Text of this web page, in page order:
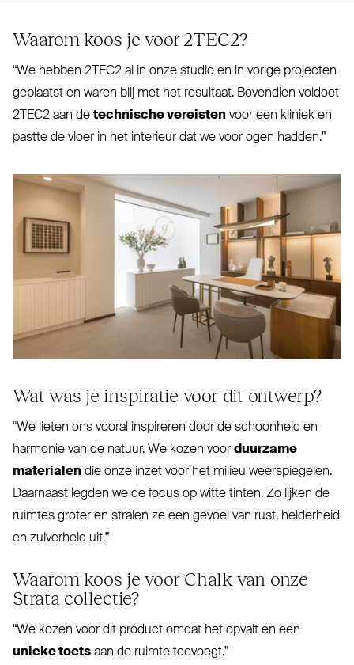
Waarom koos je voor2TEC2?
“We hebben 2TEC2 al in onze studio en in vorige projecten
geplaatst en waren blij met het resultaat. Bovendien voldoet
2TEC2 aan de technische vereisten voor een kliniek en
pastte de vloer in het interieur dat we voor ogen hadden.”
Wat was je inspiratie voor dit ontwerp?
“We lieten ons vooral inspireren door de schoonheid en
harmonie van de natuur. We kozen voor duurzame
materialen die onze inzet voor het milieu weer­spiegelen.
Daarnaast legden we de focus op witte tinten. Zo lijken de
ruimtes groter en stralen ze een gevoel van rust, hel­derheid
en zui­verheid uit.”
Waarom koos je voor Chalk van onze
Strata collectie?
“We kozen voor dit product omdat het opvalt en een
unieke toets aan de ruimte toevoegt.”